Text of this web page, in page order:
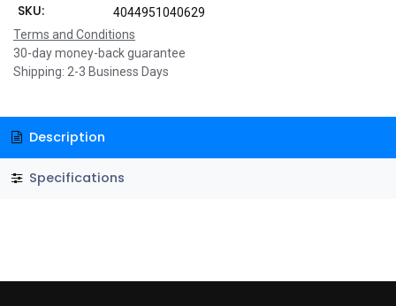
SKU:
4044951040629
Terms and Conditions
30-day money-back guarantee
Shipping: 2-3 Business Days
Description
Specifications